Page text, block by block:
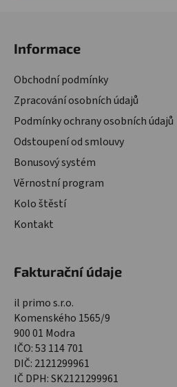
Informace
Obchodní podmínky
Zpracování osobních údajů
Podmínky ochrany osobních údajů
Odstoupení od smlouvy
Bonusový systém
Věrnostní program
Kolo štěstí
Kontakt
Fakturační údaje
il primo s.r.o.
Komenského 1565/9
900 01 Modra
IČO: 53 114 701
DIČ: 2121299961
IČ DPH: SK2121299961